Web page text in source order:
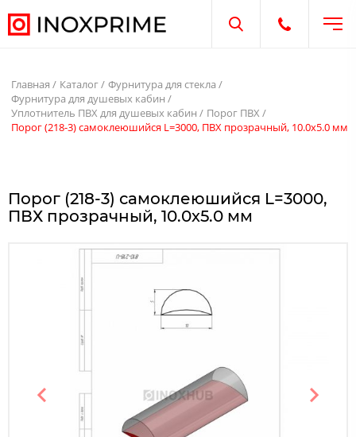
Открыть поиск
Открыть
Главная Каталог
Фурнитура для стекла
Фурнитура для душевых кабин
Уплотнитель ПВХ для душевых кабин
Порог ПВХ
Порог (218-3) самоклеюшийся L=3000, ПВХ прозрачный, 10.0х5.0 мм
Порог (218-3) самоклеюшийся L=3000,
ПВХ прозрачный, 10.0х5.0 мм
Предыдущий слайд